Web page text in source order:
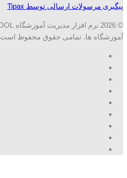
پیگیری مرسولات ارسالی توسط Tipax
آموزشگاه ها. تمامی حقوق محفوظ است